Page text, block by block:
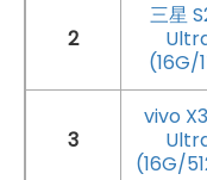
2
三星
(16G/
3
vivo
(16G/